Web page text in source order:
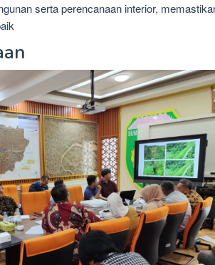
serta perencanaan interior,